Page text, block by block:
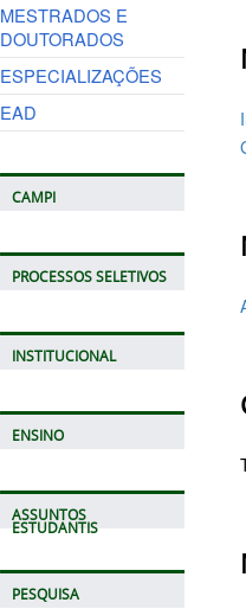
MESTRADOS E
DOUTORADOS
ESPECIALIZAÇÕES
EAD
CAMPI
PROCESSOS SELETIVOS
INSTITUCIONAL
ENSINO
ASSUNTOS
ESTUDANTIS
PESQUISA